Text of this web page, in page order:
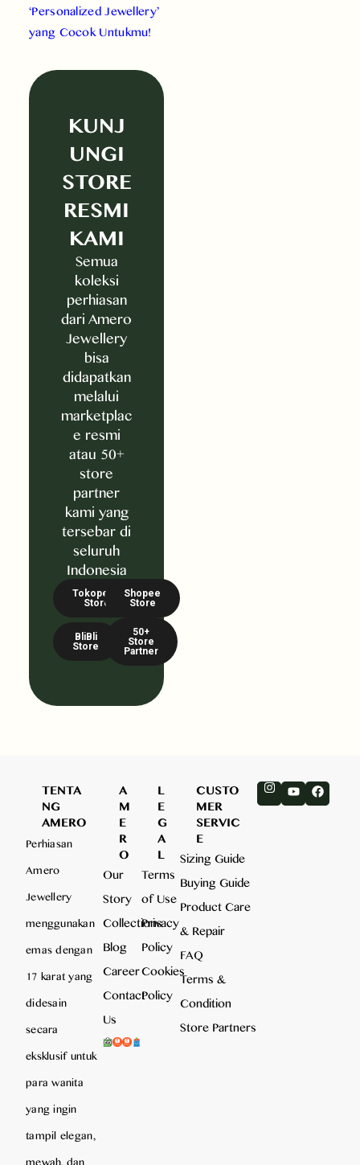
‘Personalized Jewellery’
yang Cocok Untukmu!
KUNJ
UNGI
STORE
RESMI
KAMI
Semua
koleksi
perhiasan
dari Amero
Jewellery
bisa
didapatkan
melalui
marketplac
e resmi
atau 50+
store
partner
kami yang
tersebar di
seluruh
Indonesia
BliBli
Store
50+
Store
Partner
Tokopedia
Store
Shopee
Store
TENTA
NG
AMERO
Perhiasan
Amero
Jewellery
menggunakan
emas dengan
17 karat yang
didesain
secara
eksklusif untuk
para wanita
yang ingin
tampil elegan,
mewah, dan
A
M
E
R
O
Our
Story
Collections
Blog
Career
Contact
Us
L
E
G
A
L
Terms
of Use
Privacy
Policy
Cookies
Policy
CUSTO
MER
SERVIC
E
Sizing Guide
Buying Guide
Product Care
& Repair
FAQ
Terms &
Condition
Store Partners